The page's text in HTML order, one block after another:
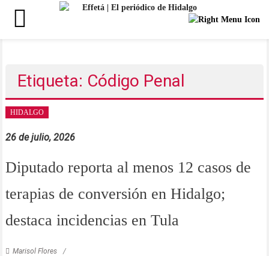
Etiqueta: Código Penal
HIDALGO
26 de julio, 2026
Diputado reporta al menos 12 casos de
terapias de conversión en Hidalgo;
destaca incidencias en Tula
Marisol Flores